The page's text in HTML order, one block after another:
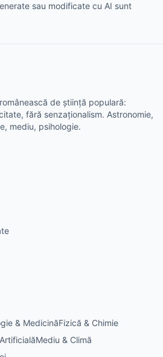
sau modificate cu AI sunt
de știință populară:
fără senzaționalism. Astronomie,
mediu, psihologie.
& MedicinăFizică & Chimie
Mediu & Climă